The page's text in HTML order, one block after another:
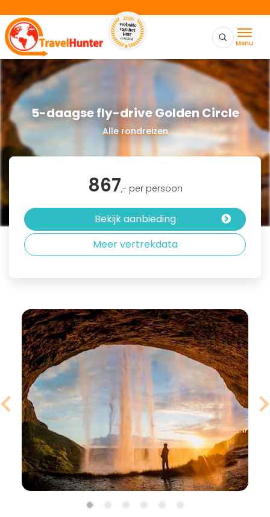
Menu
5-daagse fly-drive Golden Circle
Alle rondreizen
867,- per persoon
Bekijk aanbieding
Meer vertrekdata